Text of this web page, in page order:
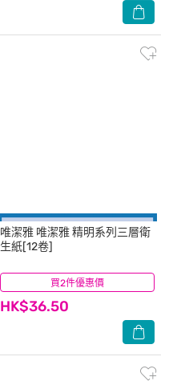
買2件優惠價
唯潔雅 唯潔雅 精明系列三層衛
生紙[12卷]
HK$36.50
(19)